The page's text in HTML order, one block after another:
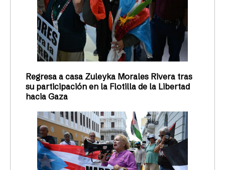
Regresa a casa Zuleyka Morales Rivera tras
su participación en la Flotilla de la Libertad
hacia Gaza